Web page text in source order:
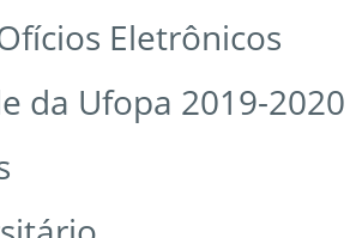
Eletrônicos
da Ufopa 2019-2020